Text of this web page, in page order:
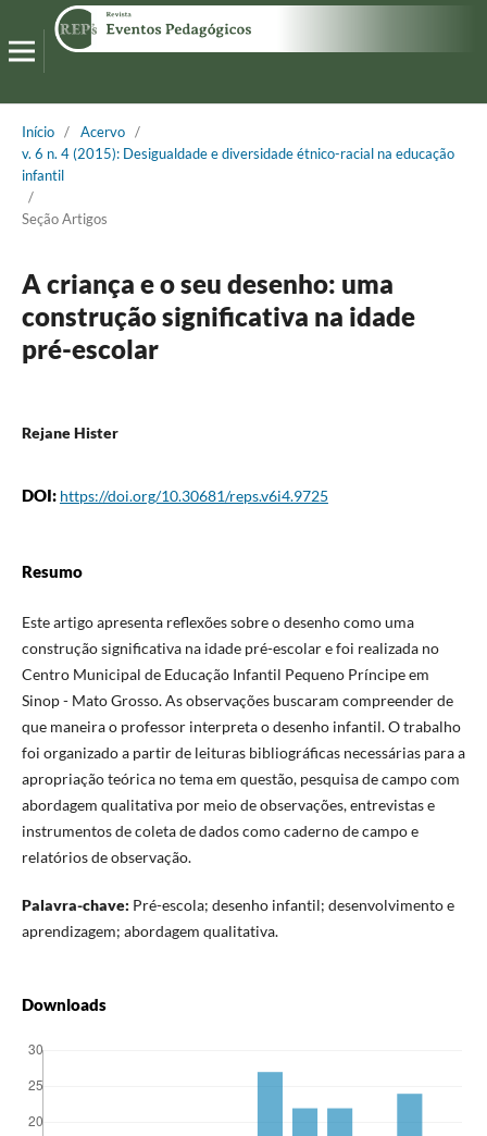
Início / Acervo /
v. 6 n. 4 (2015): Desigualdade e diversidade étnico-racial na educação
infantil
/
Seção Artigos
A criança e o seu desenho: uma
construção significativa na idade
pré-escolar
Rejane Hister
DOI: https://doi.org/10.30681/reps.v6i4.9725
Resumo
Este artigo apresenta reflexões sobre o desenho como uma
construção significativa na idade pré-escolar e foi realizada no
Centro Municipal de Educação Infantil Pequeno Príncipe em
Sinop - Mato Grosso. As observações buscaram compreender de
que maneira o professor interpreta o desenho infantil. O trabalho
foi organizado a partir de leituras bibliográficas necessárias para a
apropriação teórica no tema em questão, pesquisa de campo com
abordagem qualitativa por meio de observações, entrevistas e
instrumentos de coleta de dados como caderno de campo e
relatórios de observação.
Palavra-chave: Pré-escola; desenho infantil; desenvolvimento e
aprendizagem; abordagem qualitativa.
Downloads